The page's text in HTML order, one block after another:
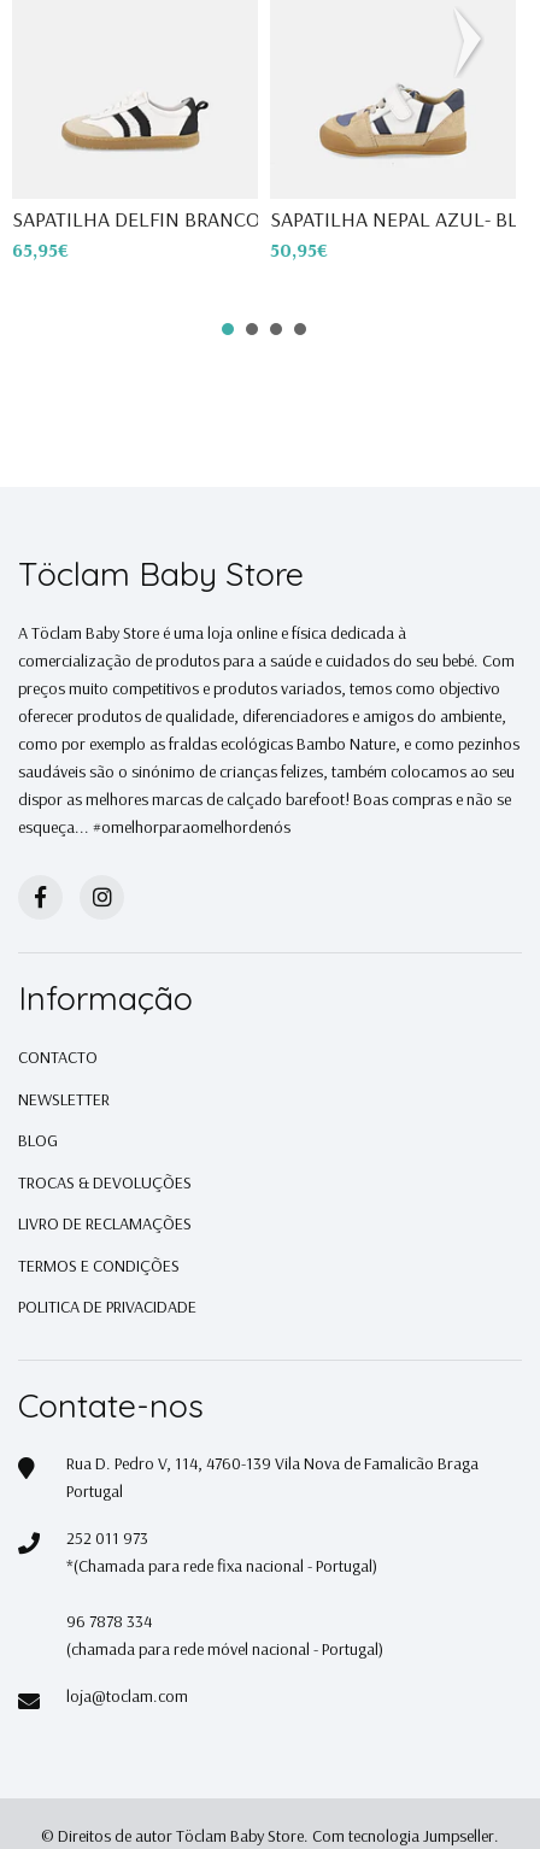
SAPATILHA DELFIN BRANCO - B...
65,95€
SAPATILHA NEPAL AZUL-
50,95€
Töclam Baby Store
A Töclam Baby Store é uma loja online e física dedicada à
comercialização de produtos para a saúde e cuidados do seu bebé. Com
preços muito competitivos e produtos variados, temos como objectivo
oferecer produtos de qualidade, diferenciadores e amigos do ambiente,
como por exemplo as fraldas ecológicas Bambo Nature, e como pezinhos
saudáveis são o sinónimo de crianças felizes, também colocamos ao seu
dispor as melhores marcas de calçado barefoot! Boas compras e não se
esqueça... #omelhorparaomelhordenós
Informação
CONTACTO
NEWSLETTER
BLOG
TROCAS & DEVOLUÇÕES
LIVRO DE RECLAMAÇÕES
TERMOS E CONDIÇÕES
POLITICA DE PRIVACIDADE
Contate-nos
Rua D. Pedro V, 114, 4760-139 Vila Nova de Famalicão Braga
Portugal
252 011 973
*(Chamada para rede fixa nacional - Portugal)
96 7878 334
(chamada para rede móvel nacional - Portugal)
loja@toclam.com
© Direitos de autor Töclam Baby Store. Com tecnologia Jumpseller.